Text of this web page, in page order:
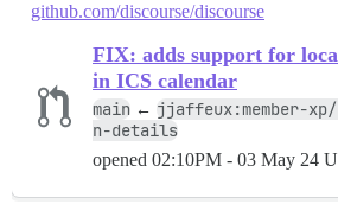
github.com/discourse/discourse
FIX: adds support for
in ICS calendar
main ← jjaffeux:member-
n-details
opened 02:10PM - 03 May 24